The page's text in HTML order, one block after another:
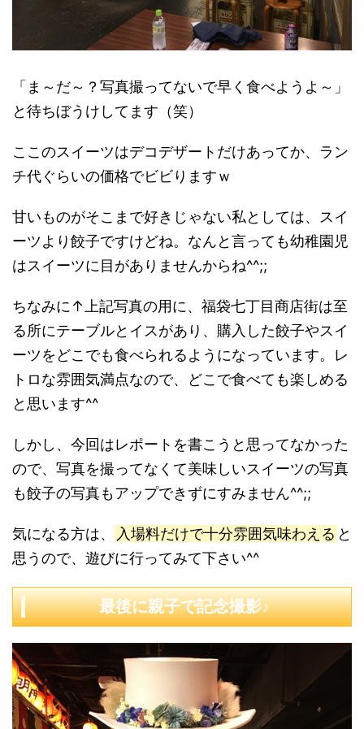
「ま～だ～？写真撮ってないで早く食べようよ～」
と待ちぼうけしてます（笑）
ここのスイーツはデコデザートだけあってか、ラン
チ代ぐらいの価格でビビりますｗ
甘いものがそこまで好きじゃない私としては、スイ
ーツより餃子ですけどね。なんと言っても幼稚園児
はスイーツに目がありませんからね^^;;
ちなみに↑上記写真の用に、福袋七丁目商店街は至
る所にテーブルとイスがあり、購入した餃子やスイ
ーツをどこでも食べられるようになっています。レ
トロな雰囲気満点なので、どこで食べても楽しめる
と思います^^
しかし、今回はレポートを書こうと思ってなかった
ので、写真を撮ってなくて美味しいスイーツの写真
も餃子の写真もアップできずにすみません^^;;
気になる方は、 入場料だけで十分雰囲気味わえる と
思うので、遊びに行ってみて下さい^^
最後に親子で記念撮影♪